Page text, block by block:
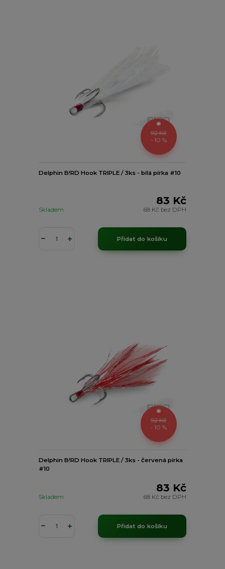
92 Kč
- 10 %
Delphin B!RD Hook TRIPLE / 3ks - bílá pírka #10
83 Kč
68 Kč bez DPH
Skladem
Přidat do košíku
92 Kč
- 10 %
Delphin B!RD Hook TRIPLE / 3ks - červená pírka
#10
83 Kč
68 Kč bez DPH
Skladem
Přidat do košíku